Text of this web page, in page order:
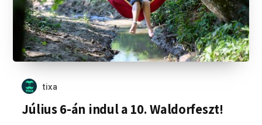
tixa
Július 6-án indul a 10. Waldorfeszt!